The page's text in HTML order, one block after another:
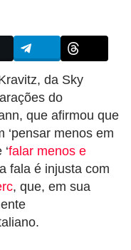
da Sky
do
que afirmou que
‘pensar menos em
falar menos e
fala é injusta com
, que, em sua